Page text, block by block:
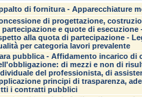
di fornitura - Apparecchiature
di progettazione,
partecipazione e quote di
alla quota di partecipazione -
per categoria lavori prevalente
pubblica - Affidamento incarico di
di mezzi e non di
del professionista, di
principi di trasparenza,
i contratti pubblici